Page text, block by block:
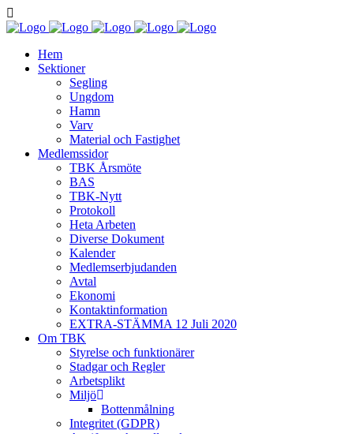
Hem
Sektioner
Segling
Ungdom
Hamn
Varv
Material och Fastighet
Medlemssidor
TBK Årsmöte
BAS
TBK-Nytt
Protokoll
Heta Arbeten
Diverse Dokument
Kalender
Medlemserbjudanden
Avtal
Ekonomi
Kontaktinformation
EXTRA-STÄMMA 12 Juli 2020
Om TBK
Styrelse och funktionärer
Stadgar och Regler
Arbetsplikt
Miljö
Bottenmålning
Integritet (GDPR)